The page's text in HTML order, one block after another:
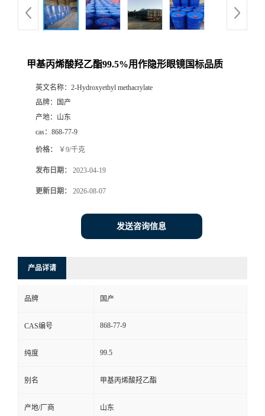
甲基丙烯酸羟乙酯99.5%用作隐形眼镜国标品质
英文名称： 2-Hydroxyethyl methacrylate
品牌：
国产
产地： 山东
cas： 868-77-9
价格： ￥9/千克
发布日期： 2023-04-19
更新日期： 2026-08-07
发送咨询信息
产品详请
品牌 国产
CAS编号 868-77-9
纯度 99.5
别名 甲基丙烯酸羟乙酯
产地/厂商 山东